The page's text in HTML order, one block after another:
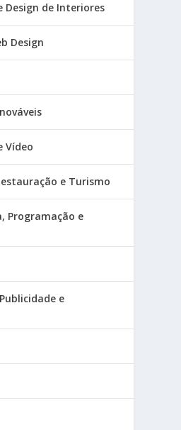
Design de Interiores
Design
Vídeo
e Turismo
Programação e
e